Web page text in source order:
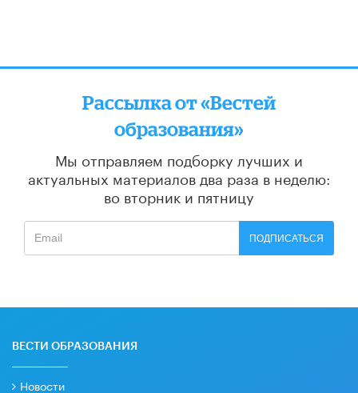
Рассылка от «Вестей
образования»
Мы отправляем подборку лучших и
актуальных материалов два раза в неделю:
во вторник и пятницу
ПОДПИСАТЬСЯ
ВЕСТИ ОБРАЗОВАНИЯ
Новости